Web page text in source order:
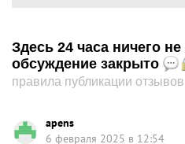
Здесь 24 часа ничего
обсуждение закрыто
правила публикации отзывов
apens
6 февраля 2025 в 12:54